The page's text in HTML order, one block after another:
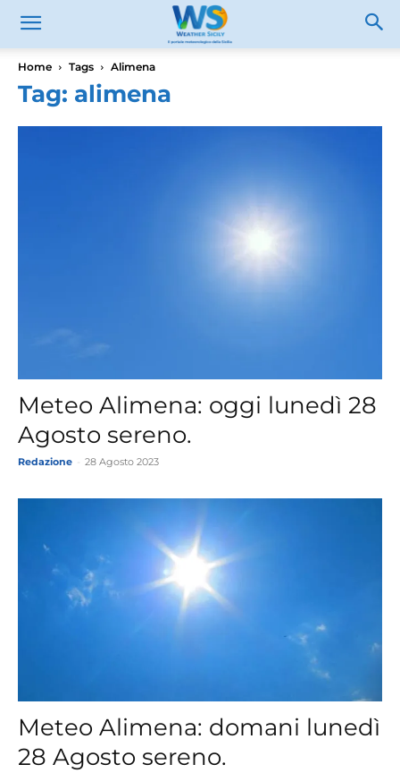
Home Tags Alimena
Tag: alimena
Meteo Alimena: oggi lunedì 28
Agosto sereno.
Redazione 28 Agosto 2023
Meteo Alimena: domani lunedì
28 Agosto sereno.